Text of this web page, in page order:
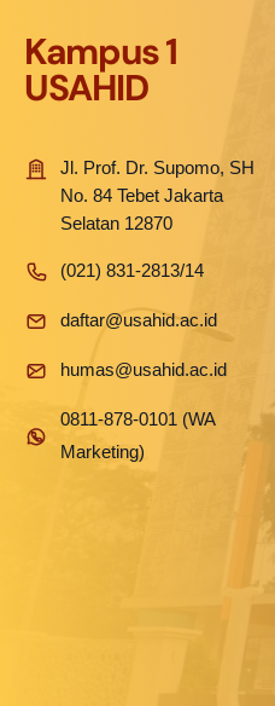
Kampus 1
USAHID
Jl. Prof. Dr. Supomo, SH
No. 84 Tebet Jakarta
Selatan 12870
(021) 831-2813/14
daftar@usahid.ac.id
humas@usahid.ac.id
0811-878-0101 (WA
Marketing)